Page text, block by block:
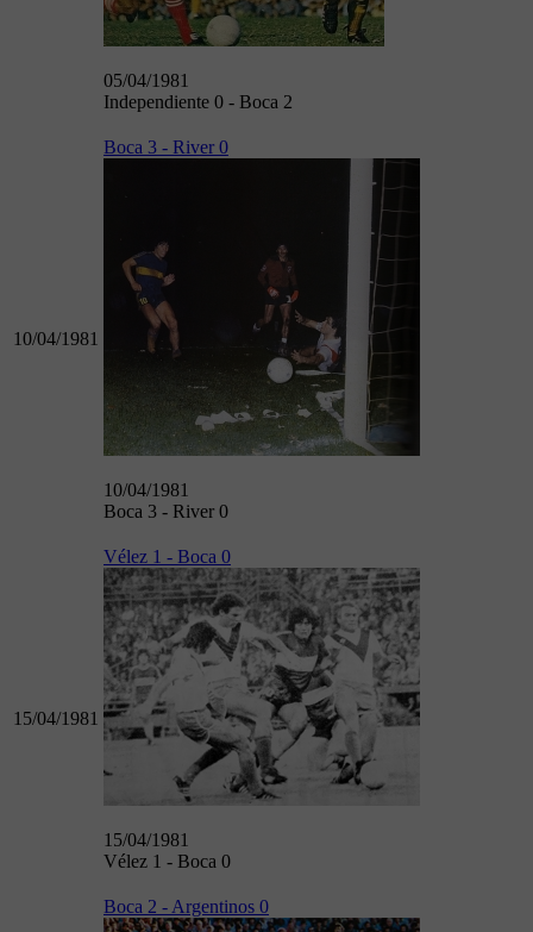
05/04/1981
Independiente 0 - Boca 2
10/04/1981
Boca 3 - River 0
10/04/1981
Boca 3 - River 0
15/04/1981
Vélez 1 - Boca 0
15/04/1981
Vélez 1 - Boca 0
Boca 2 - Argentinos 0